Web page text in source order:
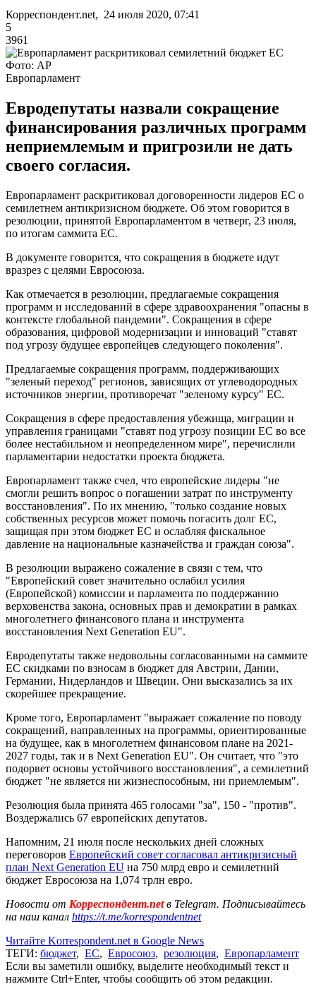
Корреспондент.net, 24 июля 2020, 07:41
5
3961
Фото: АР
Европарламент
Евродепутаты назвали сокращение
финансирования различных программ
неприемлемым и пригрозили не дать
своего согласия.
Европарламент раскритиковал договоренности лидеров ЕС о
семилетнем антикризисном бюджете. Об этом говорится в
резолюции, принятой Европарламентом в четверг, 23 июля,
по итогам саммита ЕС.
В документе говорится, что сокращения в бюджете идут
вразрез с целями Евросоюза.
Как отмечается в резолюции, предлагаемые сокращения
программ и исследований в сфере здравоохранения "опасны в
контексте глобальной пандемии". Сокращения в сфере
образования, цифровой модернизации и инноваций "ставят
под угрозу будущее европейцев следующего поколения".
Предлагаемые сокращения программ, поддерживающих
"зеленый переход" регионов, зависящих от углеводородных
источников энергии, противоречат "зеленому курсу" ЕС.
Сокращения в сфере предоставления убежища, миграции и
управления границами "ставят под угрозу позиции ЕС во все
более нестабильном и неопределенном мире", перечислили
парламентарии недостатки проекта бюджета.
Европарламент также счел, что европейские лидеры "не
смогли решить вопрос о погашении затрат по инструменту
восстановления". По их мнению, "только создание новых
собственных ресурсов может помочь погасить долг ЕС,
защищая при этом бюджет ЕС и ослабляя фискальное
давление на национальные казначейства и граждан союза".
В резолюции выражено сожаление в связи с тем, что
"Европейский совет значительно ослабил усилия
(Европейской) комиссии и парламента по поддержанию
верховенства закона, основных прав и демократии в рамках
многолетнего финансового плана и инструмента
восстановления Next Generation EU".
Евродепутаты также недовольны согласованными на саммите
ЕС скидками по взносам в бюджет для Австрии, Дании,
Германии, Нидерландов и Швеции. Они высказались за их
скорейшее прекращение.
Кроме того, Европарламент "выражает сожаление по поводу
сокращений, направленных на программы, ориентированные
на будущее, как в многолетнем финансовом плане на 2021-
2027 годы, так и в Next Generation EU". Он считает, что "это
подорвет основы устойчивого восстановления", а семилетний
бюджет "не является ни жизнеспособным, ни приемлемым".
Резолюция была принята 465 голосами "за", 150 - "против".
Воздержались 67 европейских депутатов.
Напомним, 21 июля после нескольких дней сложных
переговоров Европейский совет согласовал антикризисный
план Next Generation EU на 750 млрд евро и семилетний
бюджет Евросоюза на 1,074 трлн евро.
Новости от Корреспондент.netв Telegram. Подписывайтесь
на наш канал https://t.me/korrespondentnet
Читайте Korrespondent.net в Google News
ТЕГИ: бюджет, ЕС, Евросоюз, резолюция, Европарламент
Если вы заметили ошибку, выделите необходимый текст и
нажмите Ctrl+Enter, чтобы сообщить об этом редакции.